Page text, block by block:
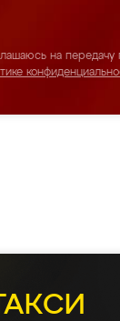
на передачу